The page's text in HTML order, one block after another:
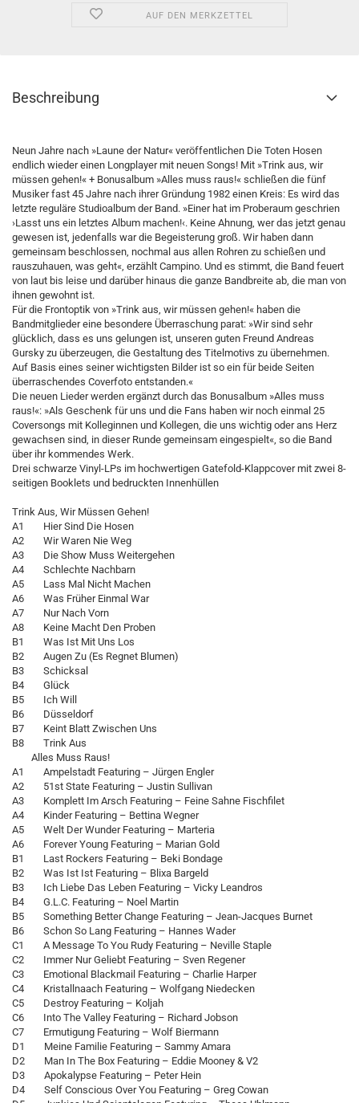
AUF DEN MERKZETTEL
Beschreibung
Neun Jahre nach »Laune der Natur« veröffentlichen Die Toten Hosen
endlich wieder einen Longplayer mit neuen Songs! Mit »Trink aus, wir
müssen gehen!« + Bonusalbum »Alles muss raus!« schließen die fünf
Musiker fast 45 Jahre nach ihrer Gründung 1982 einen Kreis: Es wird das
letzte reguläre Studioalbum der Band. »Einer hat im Proberaum geschrien
›Lasst uns ein letztes Album machen!‹. Keine Ahnung, wer das jetzt genau
gewesen ist, jedenfalls war die Begeisterung groß. Wir haben dann
gemeinsam beschlossen, nochmal aus allen Rohren zu schießen und
rauszuhauen, was geht«, erzählt Campino. Und es stimmt, die Band feuert
von laut bis leise und darüber hinaus die ganze Bandbreite ab, die man von
ihnen gewohnt ist.
Für die Frontoptik von »Trink aus, wir müssen gehen!« haben die
Bandmitglieder eine besondere Überraschung parat: »Wir sind sehr
glücklich, dass es uns gelungen ist, unseren guten Freund Andreas
Gursky zu überzeugen, die Gestaltung des Titelmotivs zu übernehmen.
Auf Basis eines seiner wichtigsten Bilder ist so ein für beide Seiten
überraschendes Coverfoto entstanden.«
Die neuen Lieder werden ergänzt durch das Bonusalbum »Alles muss
raus!«: »Als Geschenk für uns und die Fans haben wir noch einmal 25
Coversongs mit Kolleginnen und Kollegen, die uns wichtig oder ans Herz
gewachsen sind, in dieser Runde gemeinsam eingespielt«, so die Band
über ihr kommendes Werk.
Drei schwarze Vinyl-LPs im hochwertigen Gatefold-Klappcover mit zwei 8-
seitigen Booklets und bedruckten Innenhüllen
Trink Aus, Wir Müssen Gehen!
A1 Hier Sind Die Hosen
A2 Wir Waren Nie Weg
A3 Die Show Muss Weitergehen
A4 Schlechte Nachbarn
A5 Lass Mal Nicht Machen
A6 Was Früher Einmal War
A7 Nur Nach Vorn
A8 Keine Macht Den Proben
B1 Was Ist Mit Uns Los
B2 Augen Zu (Es Regnet Blumen)
B3 Schicksal
B4 Glück
B5 Ich Will
B6 Düsseldorf
B7 Keint Blatt Zwischen Uns
B8 Trink Aus
Alles Muss Raus!
A1 Ampelstadt Featuring – Jürgen Engler
A2 51st State Featuring – Justin Sullivan
A3 Komplett Im Arsch Featuring – Feine Sahne Fischfilet
A4 Kinder Featuring – Bettina Wegner
A5 Welt Der Wunder Featuring – Marteria
A6 Forever Young Featuring – Marian Gold
B1 Last Rockers Featuring – Beki Bondage
B2 Was Ist Ist Featuring – Blixa Bargeld
B3 Ich Liebe Das Leben Featuring – Vicky Leandros
B4 G.L.C. Featuring – Noel Martin
B5 Something Better Change Featuring – Jean-Jacques Burnet
B6 Schon So Lang Featuring – Hannes Wader
C1 A Message To You Rudy Featuring – Neville Staple
C2 Immer Nur Geliebt Featuring – Sven Regener
C3 Emotional Blackmail Featuring – Charlie Harper
C4 Kristallnaach Featuring – Wolfgang Niedecken
C5 Destroy Featuring – Koljah
C6 Into The Valley Featuring – Richard Jobson
C7 Ermutigung Featuring – Wolf Biermann
D1 Meine Familie Featuring – Sammy Amara
D2 Man In The Box Featuring – Eddie Mooney & V2
D3 Apokalypse Featuring – Peter Hein
D4 Self Conscious Over You Featuring – Greg Cowan